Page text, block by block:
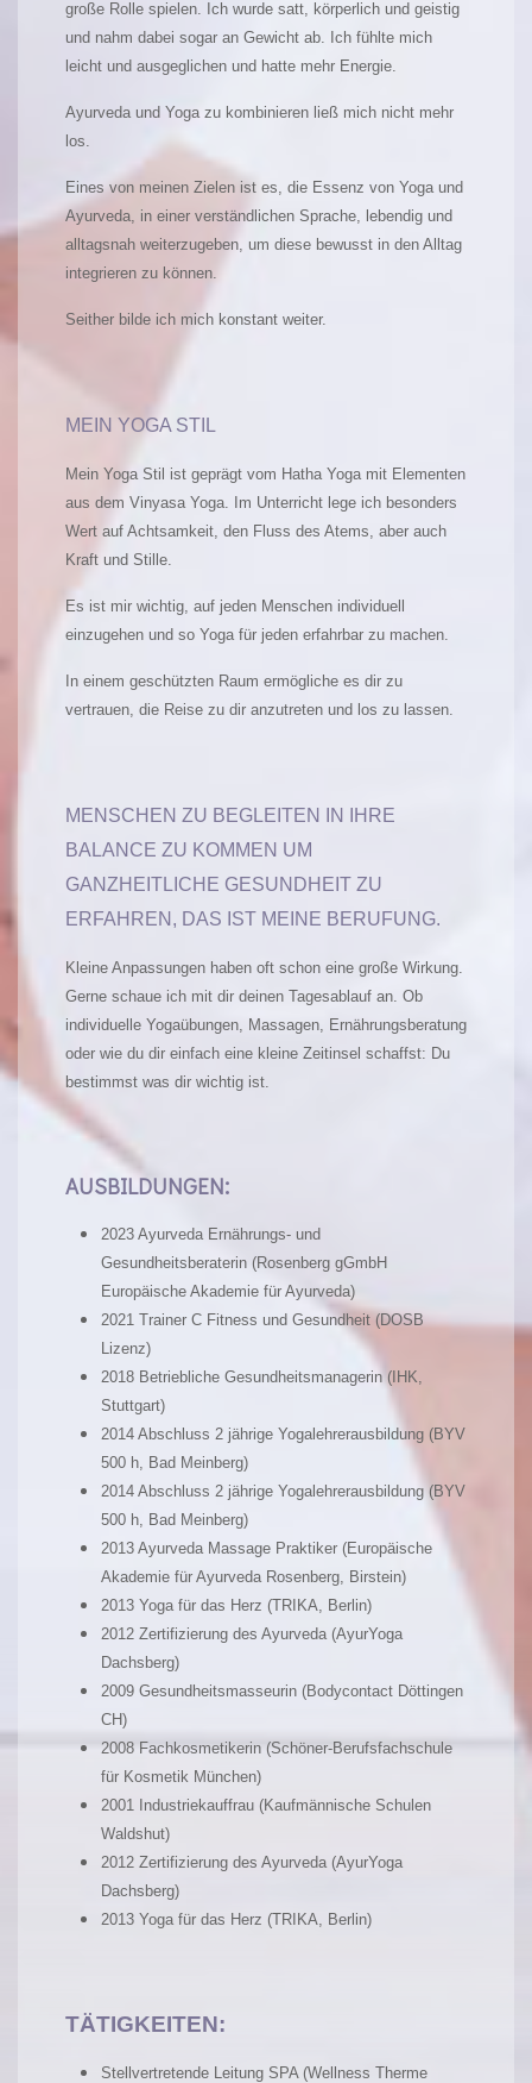
große Rolle spielen. Ich wurde satt, körperlich und geistig
und nahm dabei sogar an Gewicht ab. Ich fühlte mich
leicht und ausgeglichen und hatte mehr Energie.
Ayurveda und Yoga zu kombinieren ließ mich nicht mehr
los.
Eines von meinen Zielen ist es, die Essenz von Yoga und
Ayurveda, in einer verständlichen Sprache, lebendig und
alltagsnah weiterzugeben, um diese bewusst in den Alltag
integrieren zu können.
Seither bilde ich mich konstant weiter.
MEIN YOGA STIL
Mein Yoga Stil ist geprägt vom Hatha Yoga mit Elementen
aus dem Vinyasa Yoga. Im Unterricht lege ich besonders
Wert auf Achtsamkeit, den Fluss des Atems, aber auch
Kraft und Stille.
Es ist mir wichtig, auf jeden Menschen individuell
einzugehen und so Yoga für jeden erfahrbar zu machen.
In einem geschützten Raum ermögliche es dir zu
vertrauen, die Reise zu dir anzutreten und los zu lassen.
MENSCHEN ZU BEGLEITEN IN IHRE
BALANCE ZU KOMMEN UM
GANZHEITLICHE GESUNDHEIT ZU
ERFAHREN, DAS IST MEINE BERUFUNG.
Kleine Anpassungen haben oft schon eine große Wirkung.
Gerne schaue ich mit dir deinen Tagesablauf an. Ob
individuelle Yogaübungen, Massagen, Ernährungsberatung
oder wie du dir einfach eine kleine Zeitinsel schaffst: Du
bestimmst was dir wichtig ist.
AUSBILDUNGEN:
2023 Ayurveda Ernährungs- und
Gesundheitsberaterin (Rosenberg gGmbH
Europäische Akademie für Ayurveda)
2021 Trainer C Fitness und Gesundheit (DOSB
Lizenz)
2018 Betriebliche Gesundheitsmanagerin (IHK,
Stuttgart)
2014 Abschluss 2 jährige Yogalehrerausbildung (BYV
500 h, Bad Meinberg)
2014 Abschluss 2 jährige Yogalehrerausbildung (BYV
500 h, Bad Meinberg)
2013 Ayurveda Massage Praktiker (Europäische
Akademie für Ayurveda Rosenberg, Birstein)
2013 Yoga für das Herz (TRIKA, Berlin)
2012 Zertifizierung des Ayurveda (AyurYoga
Dachsberg)
2009 Gesundheitsmasseurin (Bodycontact Döttingen
CH)
2008 Fachkosmetikerin (Schöner-Berufsfachschule
für Kosmetik München)
2001 Industriekauffrau (Kaufmännische Schulen
Waldshut)
2012 Zertifizierung des Ayurveda (AyurYoga
Dachsberg)
2013 Yoga für das Herz (TRIKA, Berlin)
TÄTIGKEITEN:
Stellvertretende Leitung SPA (Wellness Therme